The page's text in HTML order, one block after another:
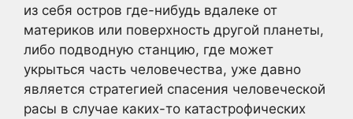
из себя остров где-нибудь вдалеке от
материков или поверхность другой планеты,
либо подводную станцию, где может
укрыться часть человечества, уже давно
является стратегией спасения человеческой
расы в случае каких-то катастрофических